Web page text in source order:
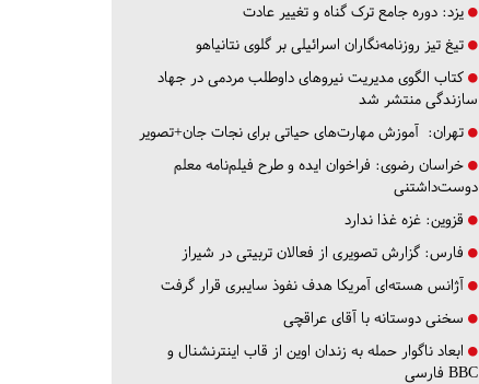
یزد: دوره جامع ترک گناه و تغییر عادت
تیغ تیز روزنامه‌نگاران اسرائیلی بر گلوی نتانیاهو
کتاب الگوی مدیریت نیروهای داوطلب مردمی در جهاد
سازندگی منتشر شد
تهران: آموزش مهارت‌های حیاتی برای نجات جان+تصویر
خراسان رضوی: فراخوان ایده و طرح فیلم‌نامه معلم
دوست‌داشتنی
قزوین: غزه غذا ندارد
فارس: گزارش تصویری از فعالان تربیتی در شیراز
آژانس هسته‌ای آمریکا هدف نفوذ سایبری قرار گرفت
سخنی دوستانه با آقای عراقچی
ابعاد ناگوار حمله به زندان اوین از قاب اینترنشنال و
BBC فارسی